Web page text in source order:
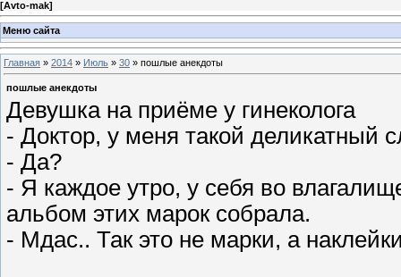
[Avto-mak]
Меню сайта
Главная » 2014 » Июль » 30 » пошлые анекдоты
пошлые анекдоты
Девушка на приёме у гинеколога
- Доктор, у меня такой деликатный
- Да?
- Я каждое утро, у себя во
альбом этих марок собрала.
- Мдас.. Так это не марки, а